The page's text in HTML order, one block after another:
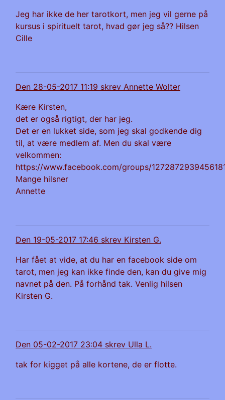
Jeg har ikke de her tarotkort, men jeg vil gerne på
kursus i spirituelt tarot, hvad gør jeg så?? Hilsen
Cille
Den 28-05-2017 11:19 skrev Annette Wolter
Kære Kirsten,
det er også rigtigt, der har jeg.
Det er en lukket side, som jeg skal godkende dig
til, at være medlem af. Men du skal være
velkommen:
https://www.facebook.com/groups/
Mange hilsner
Annette
Den 19-05-2017 17:46 skrev Kirsten G.
Har fået at vide, at du har en facebook side om
tarot, men jeg kan ikke finde den, kan du give mig
navnet på den. På forhånd tak. Venlig hilsen
Kirsten G.
Den 05-02-2017 23:04 skrev Ulla L.
tak for kigget på alle kortene, de er flotte.